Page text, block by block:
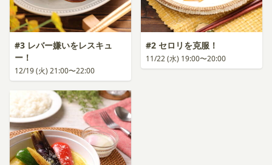
#3 レバー嫌いをレスキュ
ー！
12/19 (火) 21:00〜22:00
#2 セロリを克服！
11/22 (水) 19:00〜20:00